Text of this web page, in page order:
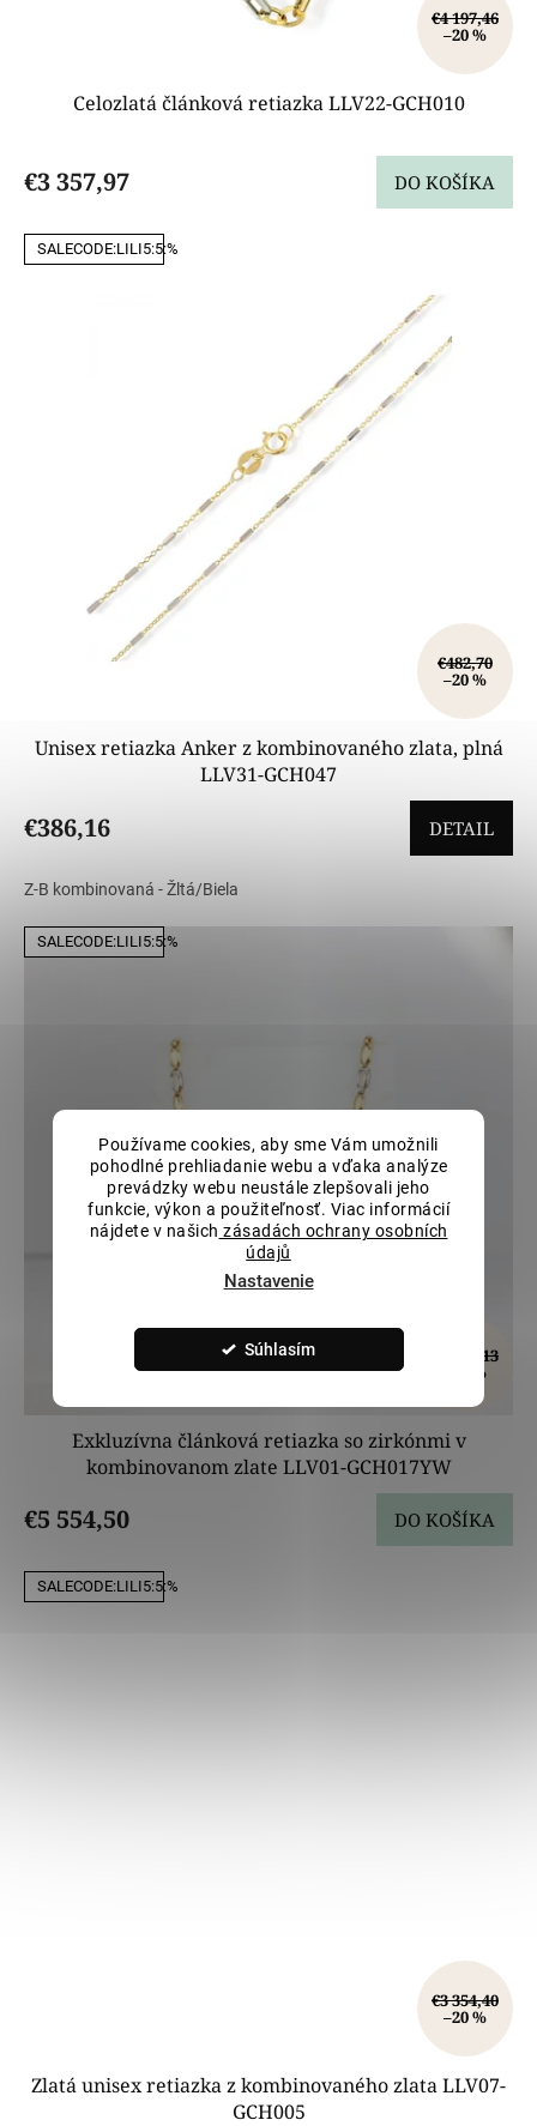
Používame cookies, aby sme Vám umožnili
pohodlné prehliadanie webu a vďaka analýze
prevádzky webu neustále zlepšovali jeho
funkcie, výkon a použiteľnosť. Viac informácií
nájdete v našich zásadách ochrany osobních
údajů
Nastavenie
Súhlasím
€4 197,46
–20 %
Celozlatá článková retiazka LLV22-GCH010
€3 357,97 DO KOŠÍKA
SALECODE:LILI5:5:%
€482,70
–20 %
Unisex retiazka Anker z kombinovaného zlata, plná
LLV31-GCH047
€386,16 DETAIL
Z-B kombinovaná - Žltá/Biela
SALECODE:LILI5:5:%
€6 943,13
–20 %
Exkluzívna článková retiazka so zirkónmi v
kombinovanom zlate LLV01-GCH017YW
€5 554,50 DO KOŠÍKA
SALECODE:LILI5:5:%
€3 354,40
–20 %
Zlatá unisex retiazka z kombinovaného zlata LLV07-
GCH005